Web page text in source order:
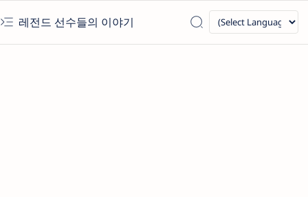
레전드 선수들의 이야기